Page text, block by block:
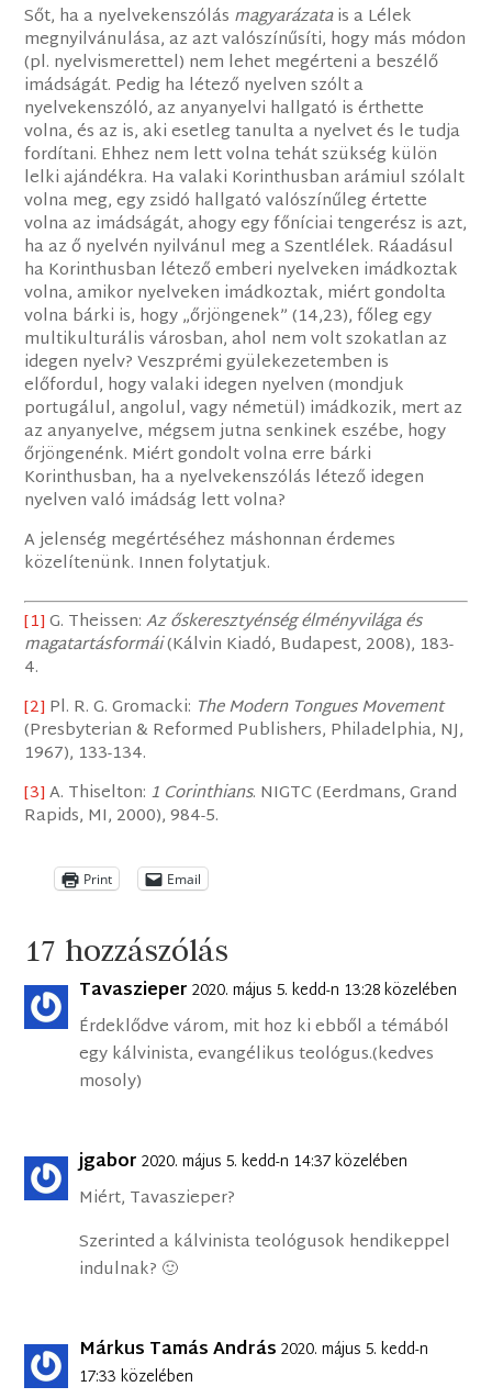
Sőt, ha a nyelvekenszólás magyarázatais a Lélek
megnyilvánulása, az azt valószínűsíti, hogy más módon
(pl. nyelvismerettel) nem lehet megérteni a beszélő
imádságát. Pedig ha létező nyelven szólt a
nyelvekenszóló, az anyanyelvi hallgató is érthette
volna, és az is, aki esetleg tanulta a nyelvet és le tudja
fordítani. Ehhez nem lett volna tehát szükség külön
lelki ajándékra. Ha valaki Korinthusban arámiul szólalt
volna meg, egy zsidó hallgató valószínűleg értette
volna az imádságát, ahogy egy főníciai tengerész is azt,
ha az ő nyelvén nyilvánul meg a Szentlélek. Ráadásul
ha Korinthusban létező emberi nyelveken imádkoztak
volna, amikor nyelveken imádkoztak, miért gondolta
volna bárki is, hogy „őrjöngenek” (14,23), főleg egy
multikulturális városban, ahol nem volt szokatlan az
idegen nyelv? Veszprémi gyülekezetemben is
előfordul, hogy valaki idegen nyelven (mondjuk
portugálul, angolul, vagy németül) imádkozik, mert az
az anyanyelve, mégsem jutna senkinek eszébe, hogy
őrjöngenénk. Miért gondolt volna erre bárki
Korinthusban, ha a nyelvekenszólás létező idegen
nyelven való imádság lett volna?
A jelenség megértéséhez máshonnan érdemes
közelítenünk. Innen folytatjuk.
[1]G. Theissen:Az őskeresztyénség élményvilága és
magatartásformái(Kálvin Kiadó, Budapest, 2008), 183-
4.
[2] Pl. R. G. Gromacki: The Modern Tongues Movement
(Presbyterian & Reformed Publishers, Philadelphia, NJ,
1967), 133-134.
[3]A. Thiselton: 1 Corinthians. NIGTC (Eerdmans, Grand
Rapids, MI, 2000), 984-5.
Print Email
17 hozzászólás
Tavaszieper 2020. május 5. kedd-n 13:28 közelében
Érdeklődve várom, mit hoz ki ebből a témából
egy kálvinista, evangélikus teológus.(kedves
mosoly)
jgabor 2020. május 5. kedd-n 14:37 közelében
Miért, Tavaszieper?
Szerinted a kálvinista teológusok hendikeppel
indulnak? 🙂
Márkus Tamás András 2020. május 5. kedd-n
17:33 közelében